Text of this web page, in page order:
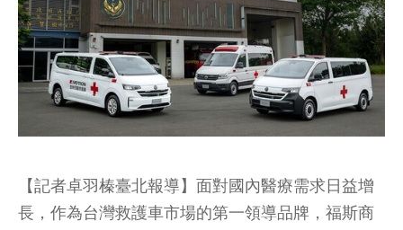
【記者卓羽榛臺北報導】面對國內醫療需求日益增
長，作為台灣救護車市場的第一領導品牌，福斯商